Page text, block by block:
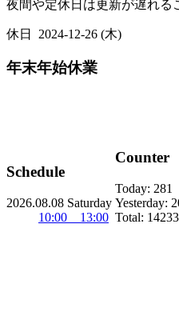
夜間や定休日は更新が遅れる
休日 2024-12-26 (木)
年末年始休業
Schedule
2026.08.08 Saturday
10:00 13:00
Counter
Today: 281
Yesterday:
Total: